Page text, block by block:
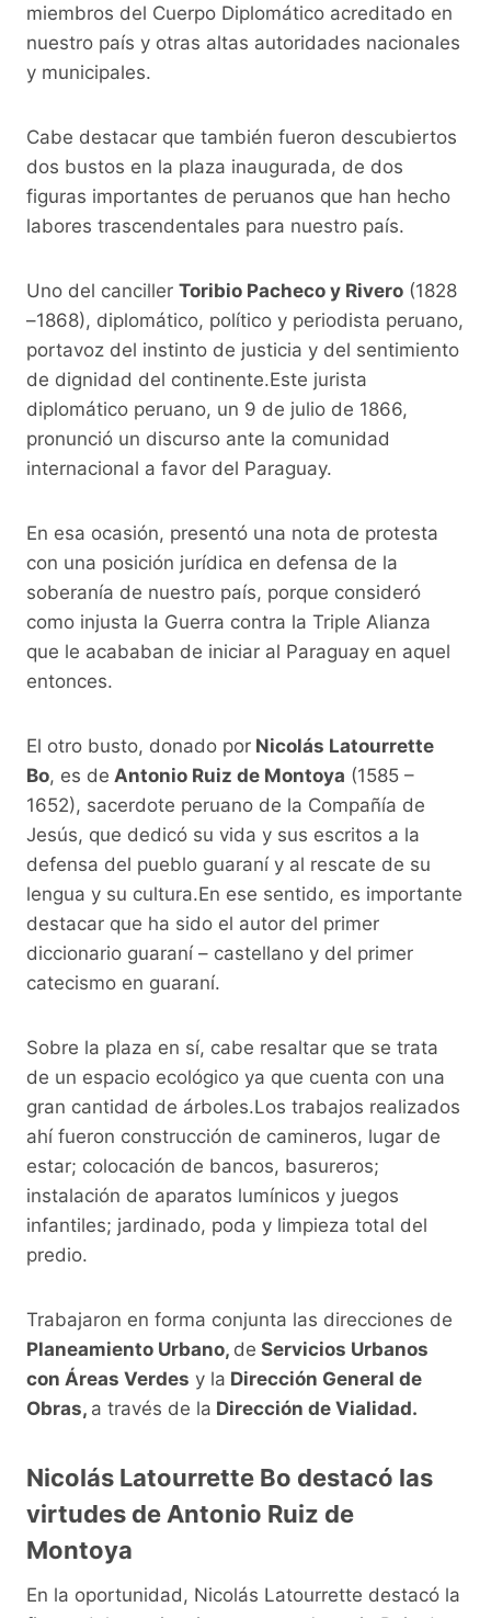
miembros del Cuerpo Diplomático acreditado en
nuestro país y otras altas autoridades nacionales
y municipales.
Cabe destacar que también fueron descubiertos
dos bustos en la plaza inaugurada, de dos
figuras importantes de peruanos que han hecho
labores trascendentales para nuestro país.
Uno del canciller Toribio Pacheco y Rivero (1828
–1868), diplomático, político y periodista peruano,
portavoz del instinto de justicia y del sentimiento
de dignidad del continente.Este jurista
diplomático peruano, un 9 de julio de 1866,
pronunció un discurso ante la comunidad
internacional a favor del Paraguay.
En esa ocasión, presentó una nota de protesta
con una posición jurídica en defensa de la
soberanía de nuestro país, porque consideró
como injusta la Guerra contra la Triple Alianza
que le acababan de iniciar al Paraguay en aquel
entonces.
El otro busto, donado por Nicolás Latourrette
Bo, es de Antonio Ruiz de Montoya (1585 –
1652), sacerdote peruano de la Compañía de
Jesús, que dedicó su vida y sus escritos a la
defensa del pueblo guaraní y al rescate de su
lengua y su cultura.En ese sentido, es importante
destacar que ha sido el autor del primer
diccionario guaraní – castellano y del primer
catecismo en guaraní.
Sobre la plaza en sí, cabe resaltar que se trata
de un espacio ecológico ya que cuenta con una
gran cantidad de árboles.Los trabajos realizados
ahí fueron construcción de camineros, lugar de
estar; colocación de bancos, basureros;
instalación de aparatos lumínicos y juegos
infantiles; jardinado, poda y limpieza total del
predio.
Trabajaron en forma conjunta las direcciones de
Planeamiento Urbano, de Servicios Urbanos
con Áreas Verdes y la Dirección General de
Obras, a través de la Dirección de Vialidad.
Nicolás Latourrette Bo destacó las
virtudes de Antonio Ruiz de
Montoya
En la oportunidad, Nicolás Latourrette destacó la